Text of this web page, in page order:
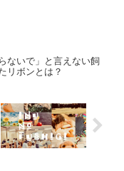
ないで」と言えない飼
リボンとは？